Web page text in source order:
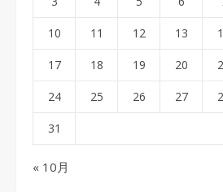
10 11 12 13
17 18 19 20
24 25 26 27
31
« 10月